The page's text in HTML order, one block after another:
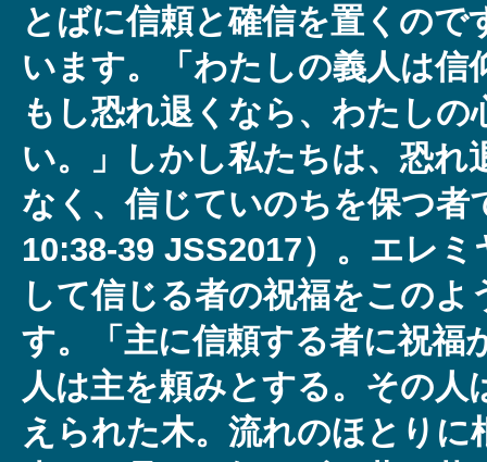
とばに信頼と確信を置くので
います。「わたしの義人は信
もし恐れ退くなら、わたしの
い。」しかし私たちは、恐れ
なく、信じていのちを保つ者
10:38-39 JSS2017）。エレ
して信じる者の祝福をこのよ
す。「主に信頼する者に祝福
人は主を頼みとする。その人
えられた木。流れのほとりに